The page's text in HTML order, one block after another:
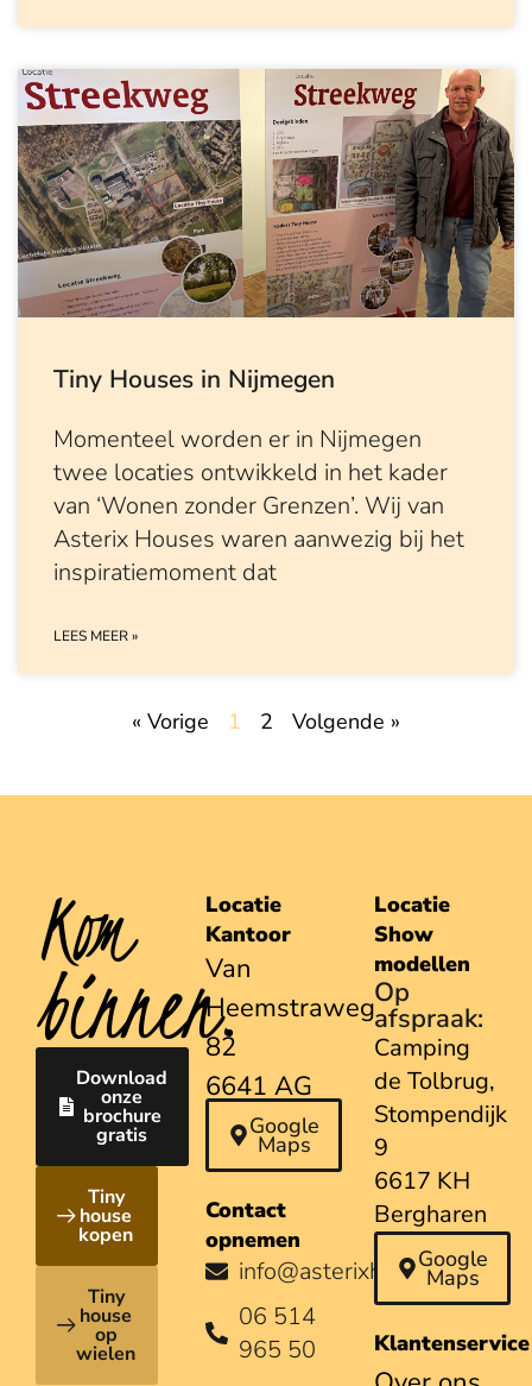
Tiny Houses in Nijmegen
Momenteel worden er in Nijmegen
twee locaties ontwikkeld in het kader
van ‘Wonen zonder Grenzen’. Wij van
Asterix Houses waren aanwezig bij het
inspiratiemoment dat
LEES MEER »
« Vorige 1 2 Volgende »
Kom
binnen.
Download
onze
brochure
gratis
Tiny
house
kopen
Tiny
house
op
wielen
Locatie
Kantoor
Van
Heemstraweg
82
6641 AG
Beuningen
Google
Maps
Contact
opnemen
info@asterixhouses.nl
06 514
965 50
Locatie
Show
modellen
Op
afspraak:
Camping
de Tolbrug,
Stompendijk
9
6617 KH
Bergharen
Google
Maps
Klantenservice